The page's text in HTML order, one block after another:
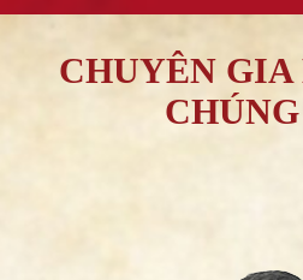
CHUYÊN